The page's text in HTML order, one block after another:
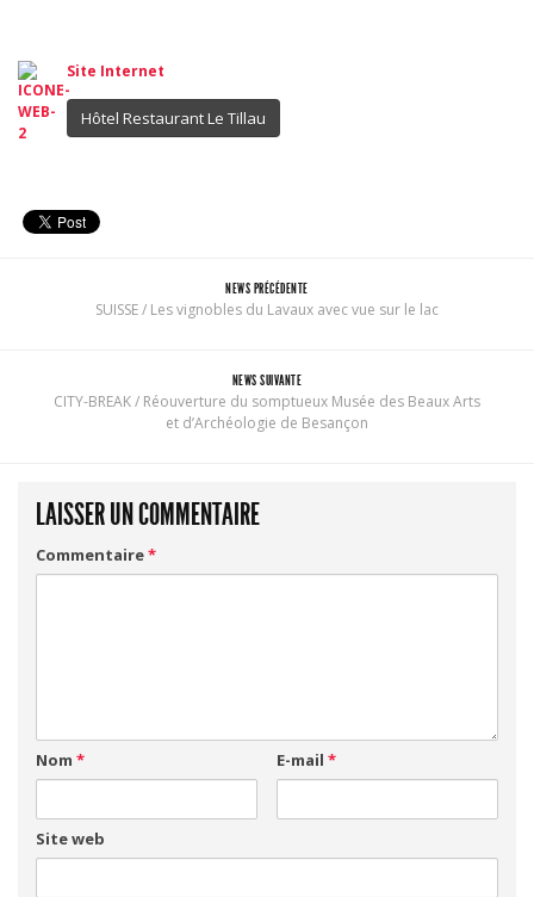
Site Internet
Hôtel Restaurant Le Tillau
NEWS PRÉCÉDENTE
SUISSE / Les vignobles du Lavaux avec vue sur le lac
NEWS SUIVANTE
CITY-BREAK / Réouverture du somptueux Musée des Beaux Arts
et d’Archéologie de Besançon
LAISSER UN COMMENTAIRE
Commentaire*
Nom * E-mail *
Site web